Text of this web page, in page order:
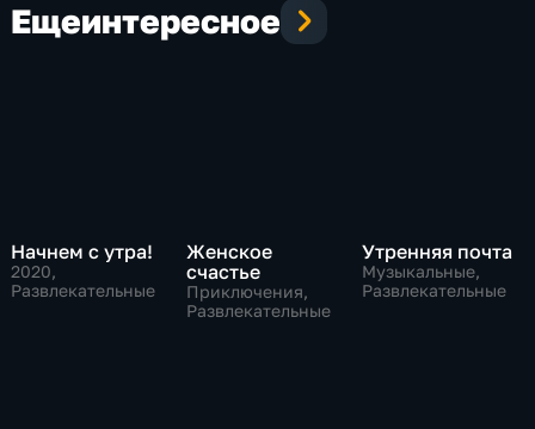
Ещеинтересное
Начнем с утра!
2020,
Развлекательные
Женское
счастье
Приключения,
Развлекательные
Утренняя почта
Музыкальные,
Развлекательные